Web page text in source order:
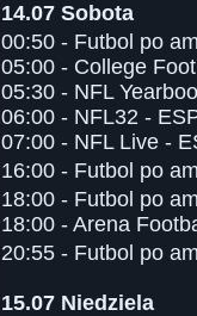
14.07 Sobota
00:50 - Futbol po
05:00 - College
05:30 - NFL
06:00 - NFL32 -
07:00 - NFL Live -
16:00 - Futbol po
18:00 - Futbol po
18:00 - Arena
20:55 - Futbol po
15.07 Niedziela